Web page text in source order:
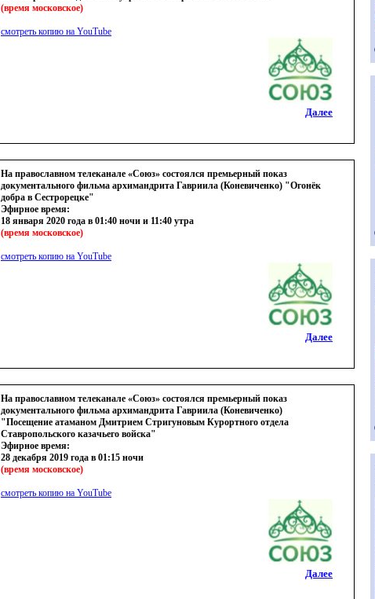
(время московское)
смотреть копию на YouTube
Далее
На православном телеканале «Союз» состоялся премьерный показ
документального фильма архимандрита Гавриила (Коневиченко) "Огонёк
добра в Сестрорецке"
Эфирное время:
18 января 2020 года в 01:40 ночи и 11:40 утра
(время московское)
смотреть копию на YouTube
Далее
На православном телеканале «Союз» состоялся премьерный показ
документального фильма архимандрита Гавриила (Коневиченко)
"Посещение атаманом Дмитрием Стригуновым Курортного отдела
Ставропольского казачьего войска"
Эфирное время:
28 декабря 2019 года в 01:15 ночи
(время московское)
смотреть копию на YouTube
Далее